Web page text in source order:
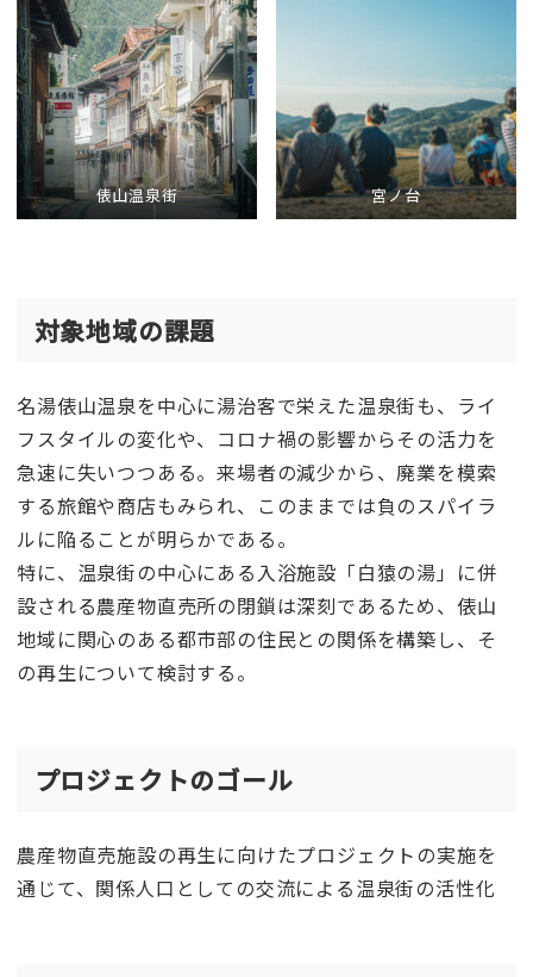
俵山温泉街 宮ノ台
対象地域の課題
名湯俵山温泉を中心に湯治客で栄えた温泉街も、ライ
フスタイルの変化や、コロナ禍の影響からその活力を
急速に失いつつある。来場者の減少から、廃業を模索
する旅館や商店もみられ、このままでは負のスパイラ
ルに陥ることが明らかである。
特に、温泉街の中心にある入浴施設「白猿の湯」に併
設される農産物直売所の閉鎖は深刻であるため、俵山
地域に関心のある都市部の住民との関係を構築し、そ
の再生について検討する。
プロジェクトのゴール
農産物直売施設の再生に向けたプロジェクトの実施を
通じて、関係人口としての交流による温泉街の活性化